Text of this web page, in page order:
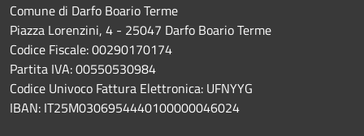
Comune di Darfo Boario Terme
Piazza Lorenzini, 4 - 25047 Darfo Boario Terme
Codice Fiscale: 00290170174
Partita IVA: 00550530984
Codice Univoco Fattura Elettronica: UFNYYG
IBAN: IT25M0306954440100000046024